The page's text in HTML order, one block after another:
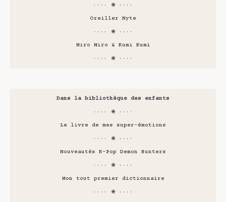
···· ❀ ····
Oreiller Nyte
···· ❀ ····
Miro Miro & Kumi Kumi
···· ❀ ····
Dans la bibliothèque des enfants
···· ❀ ····
Le livre de mes super-émotions
···· ❀ ····
Nouveautés K-Pop Demon Hunters
···· ❀ ····
Mon tout premier dictionnaire
···· ❀ ····